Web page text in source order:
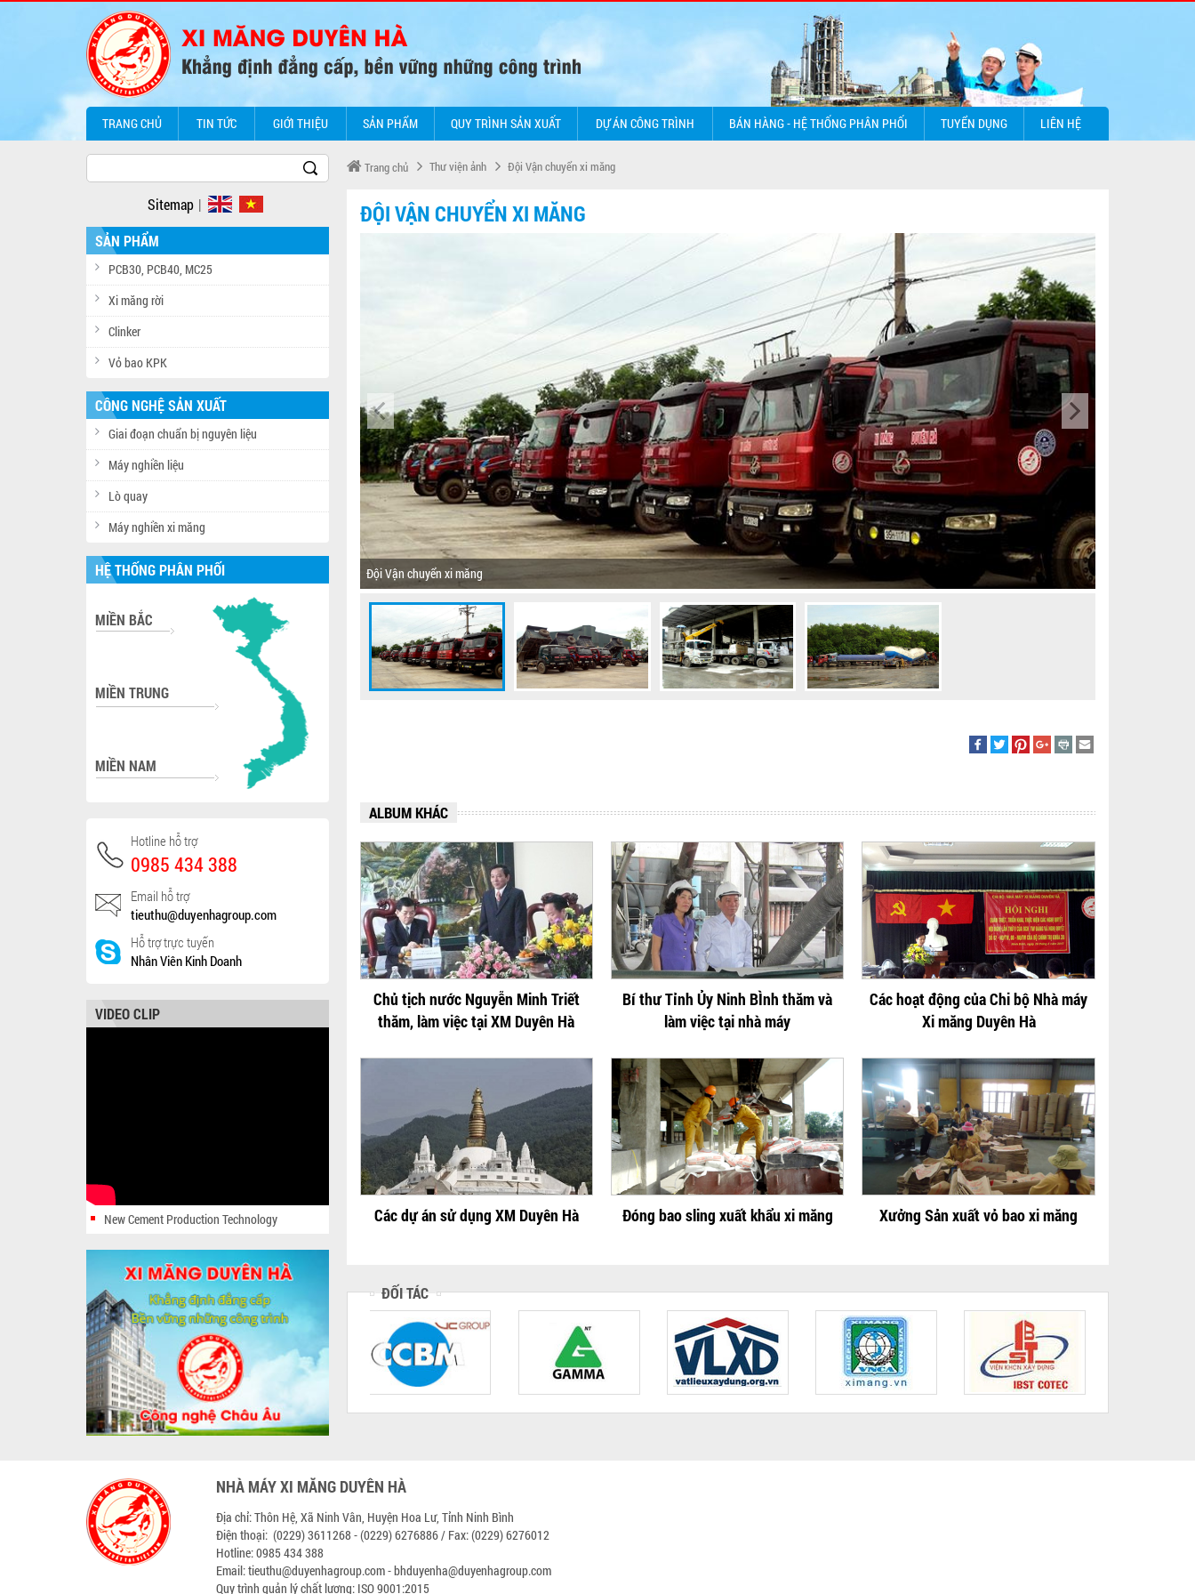
TRANG CHỦ TIN TỨC GIỚI THIỆU SẢN PHẨM QUY TRÌNH SẢN XUẤT DỰ ÁN CÔNG TRÌNH BÁN HÀNG - HỆ THỐNG PHÂN PHỐI TUYỂN DỤNG LIÊN HỆ
Trang chủ Thư viện ảnh Đội Vận chuyển xi măng
ĐỘI VẬN CHUYỂN XI MĂNG
Đội Vận chuyển xi măng
ALBUM KHÁC
Chủ tịch nước Nguyễn Minh Triết
thăm, làm việc tại XM Duyên Hà
Bí thư Tỉnh Ủy Ninh BÌnh thăm và
làm việc tại nhà máy
Các hoạt động của Chi bộ Nhà máy
Xi măng Duyên Hà
Các dự án sử dụng XM Duyên Hà Đóng bao sling xuất khẩu xi măng Xưởng Sản xuất vỏ bao xi măng
ĐỐI TÁC
Sitemap |
SẢN PHẨM
PCB30, PCB40, MC25
Xi măng rời
Clinker
Vỏ bao KPK
CÔNG NGHỆ SẢN XUẤT
Giai đoạn chuẩn bị nguyên liệu
Máy nghiền liệu
Lò quay
Máy nghiền xi măng
HỆ THỐNG PHÂN PHỐI
MIỀN BẮC
MIỀN TRUNG
MIỀN NAM
Hotline hỗ trợ
0985 434 388
Email hỗ trợ
tieuthu@duyenhagroup.com
Hỗ trợ trực tuyến
Nhân Viên Kinh Doanh
VIDEO CLIP
New Cement Production Technology
NHÀ MÁY XI MĂNG DUYÊN HÀ
Địa chỉ: Thôn Hệ, Xã Ninh Vân, Huyện Hoa Lư, Tỉnh Ninh Bình
Điện thoại: (0229) 3611268 - (0229) 6276886 / Fax: (0229) 6276012
Hotline: 0985 434 388
Email:tieuthu@duyenhagroup.com-bhduyenha@duyenhagroup.com
Quy trình quản lý chất lượng: ISO 9001:2015